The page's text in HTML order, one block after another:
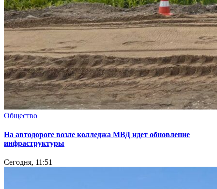
Общество
На автодороге возле колледжа МВД идет обновление
инфраструктуры
Сегодня, 11:51